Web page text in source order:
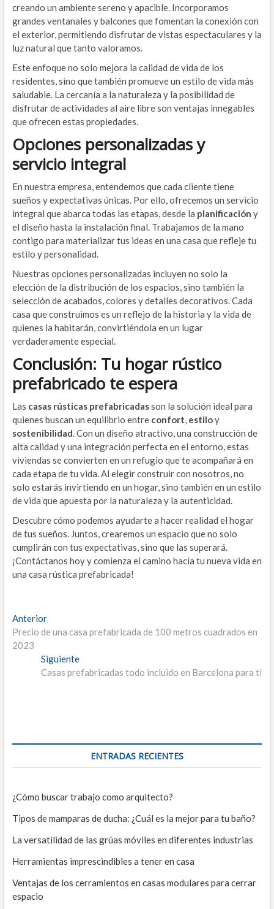
creando un ambiente sereno y apacible. Incorporamos
grandes ventanales y balcones que fomentan la conexión con
el exterior, permitiendo disfrutar de vistas espectaculares y la
luz natural que tanto valoramos.
Este enfoque no solo mejora la calidad de vida de los
residentes, sino que también promueve un estilo de vida más
saludable. La cercanía a la naturaleza y la posibilidad de
disfrutar de actividades al aire libre son ventajas innegables
que ofrecen estas propiedades.
Opciones personalizadas y
servicio integral
En nuestra empresa, entendemos que cada cliente tiene
sueños y expectativas únicas. Por ello, ofrecemos un servicio
integral que abarca todas las etapas, desde la planificación y
el diseño hasta la instalación final. Trabajamos de la mano
contigo para materializar tus ideas en una casa que refleje tu
estilo y personalidad.
Nuestras opciones personalizadas incluyen no solo la
elección de la distribución de los espacios, sino también la
selección de acabados, colores y detalles decorativos. Cada
casa que construimos es un reflejo de la historia y la vida de
quienes la habitarán, convirtiéndola en un lugar
verdaderamente especial.
Conclusión: Tu hogar rústico
prefabricado te espera
Las casas rústicas prefabricadasson la solución ideal para
quienes buscan un equilibrio entre confort, estiloy
sostenibilidad. Con un diseño atractivo, una construcción de
alta calidad y una integración perfecta en el entorno, estas
viviendas se convierten en un refugio que te acompañará en
cada etapa de tu vida. Al elegir construir con nosotros, no
solo estarás invirtiendo en un hogar, sino también en un estilo
de vida que apuesta por la naturaleza y la autenticidad.
Descubre cómo podemos ayudarte a hacer realidad el hogar
de tus sueños. Juntos, crearemos un espacio que no solo
cumplirán con tus expectativas, sino que las superará.
¡Contáctanos hoy y comienza el camino hacia tu nueva vida en
una casa rústica prefabricada!
Navegación
de
entradas
AnteriorEntrada
anterior:
Precio de una casa prefabricada de 100 metros cuadrados en
2023
SiguienteEntrada
siguiente:
Casas prefabricadas todo incluido en Barcelona para ti
ENTRADAS RECIENTES
¿Cómo buscar trabajo como arquitecto?
Tipos de mamparas de ducha: ¿Cuál es la mejor para tu baño?
La versatilidad de las grúas móviles en diferentes industrias
Herramientas imprescindibles a tener en casa
Ventajas de los cerramientos en casas modulares para cerrar
espacio